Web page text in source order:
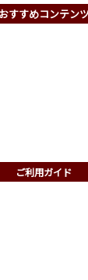
おすすめコンテンツ
ご利用ガイド